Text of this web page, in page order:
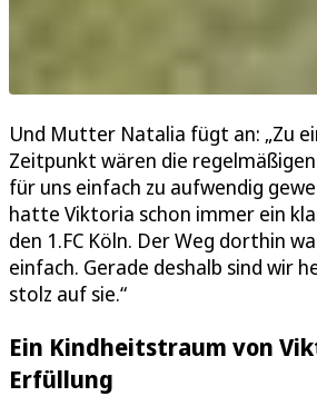
Und Mutter Natalia fügt an: „Zu
Zeitpunkt wären die
für uns einfach zu aufwendig
hatte Viktoria schon immer ein
den 1.FC Köln. Der Weg dorthin
einfach. Gerade deshalb sind wir
stolz auf sie.“
Ein Kindheitstraum von
Erfüllung